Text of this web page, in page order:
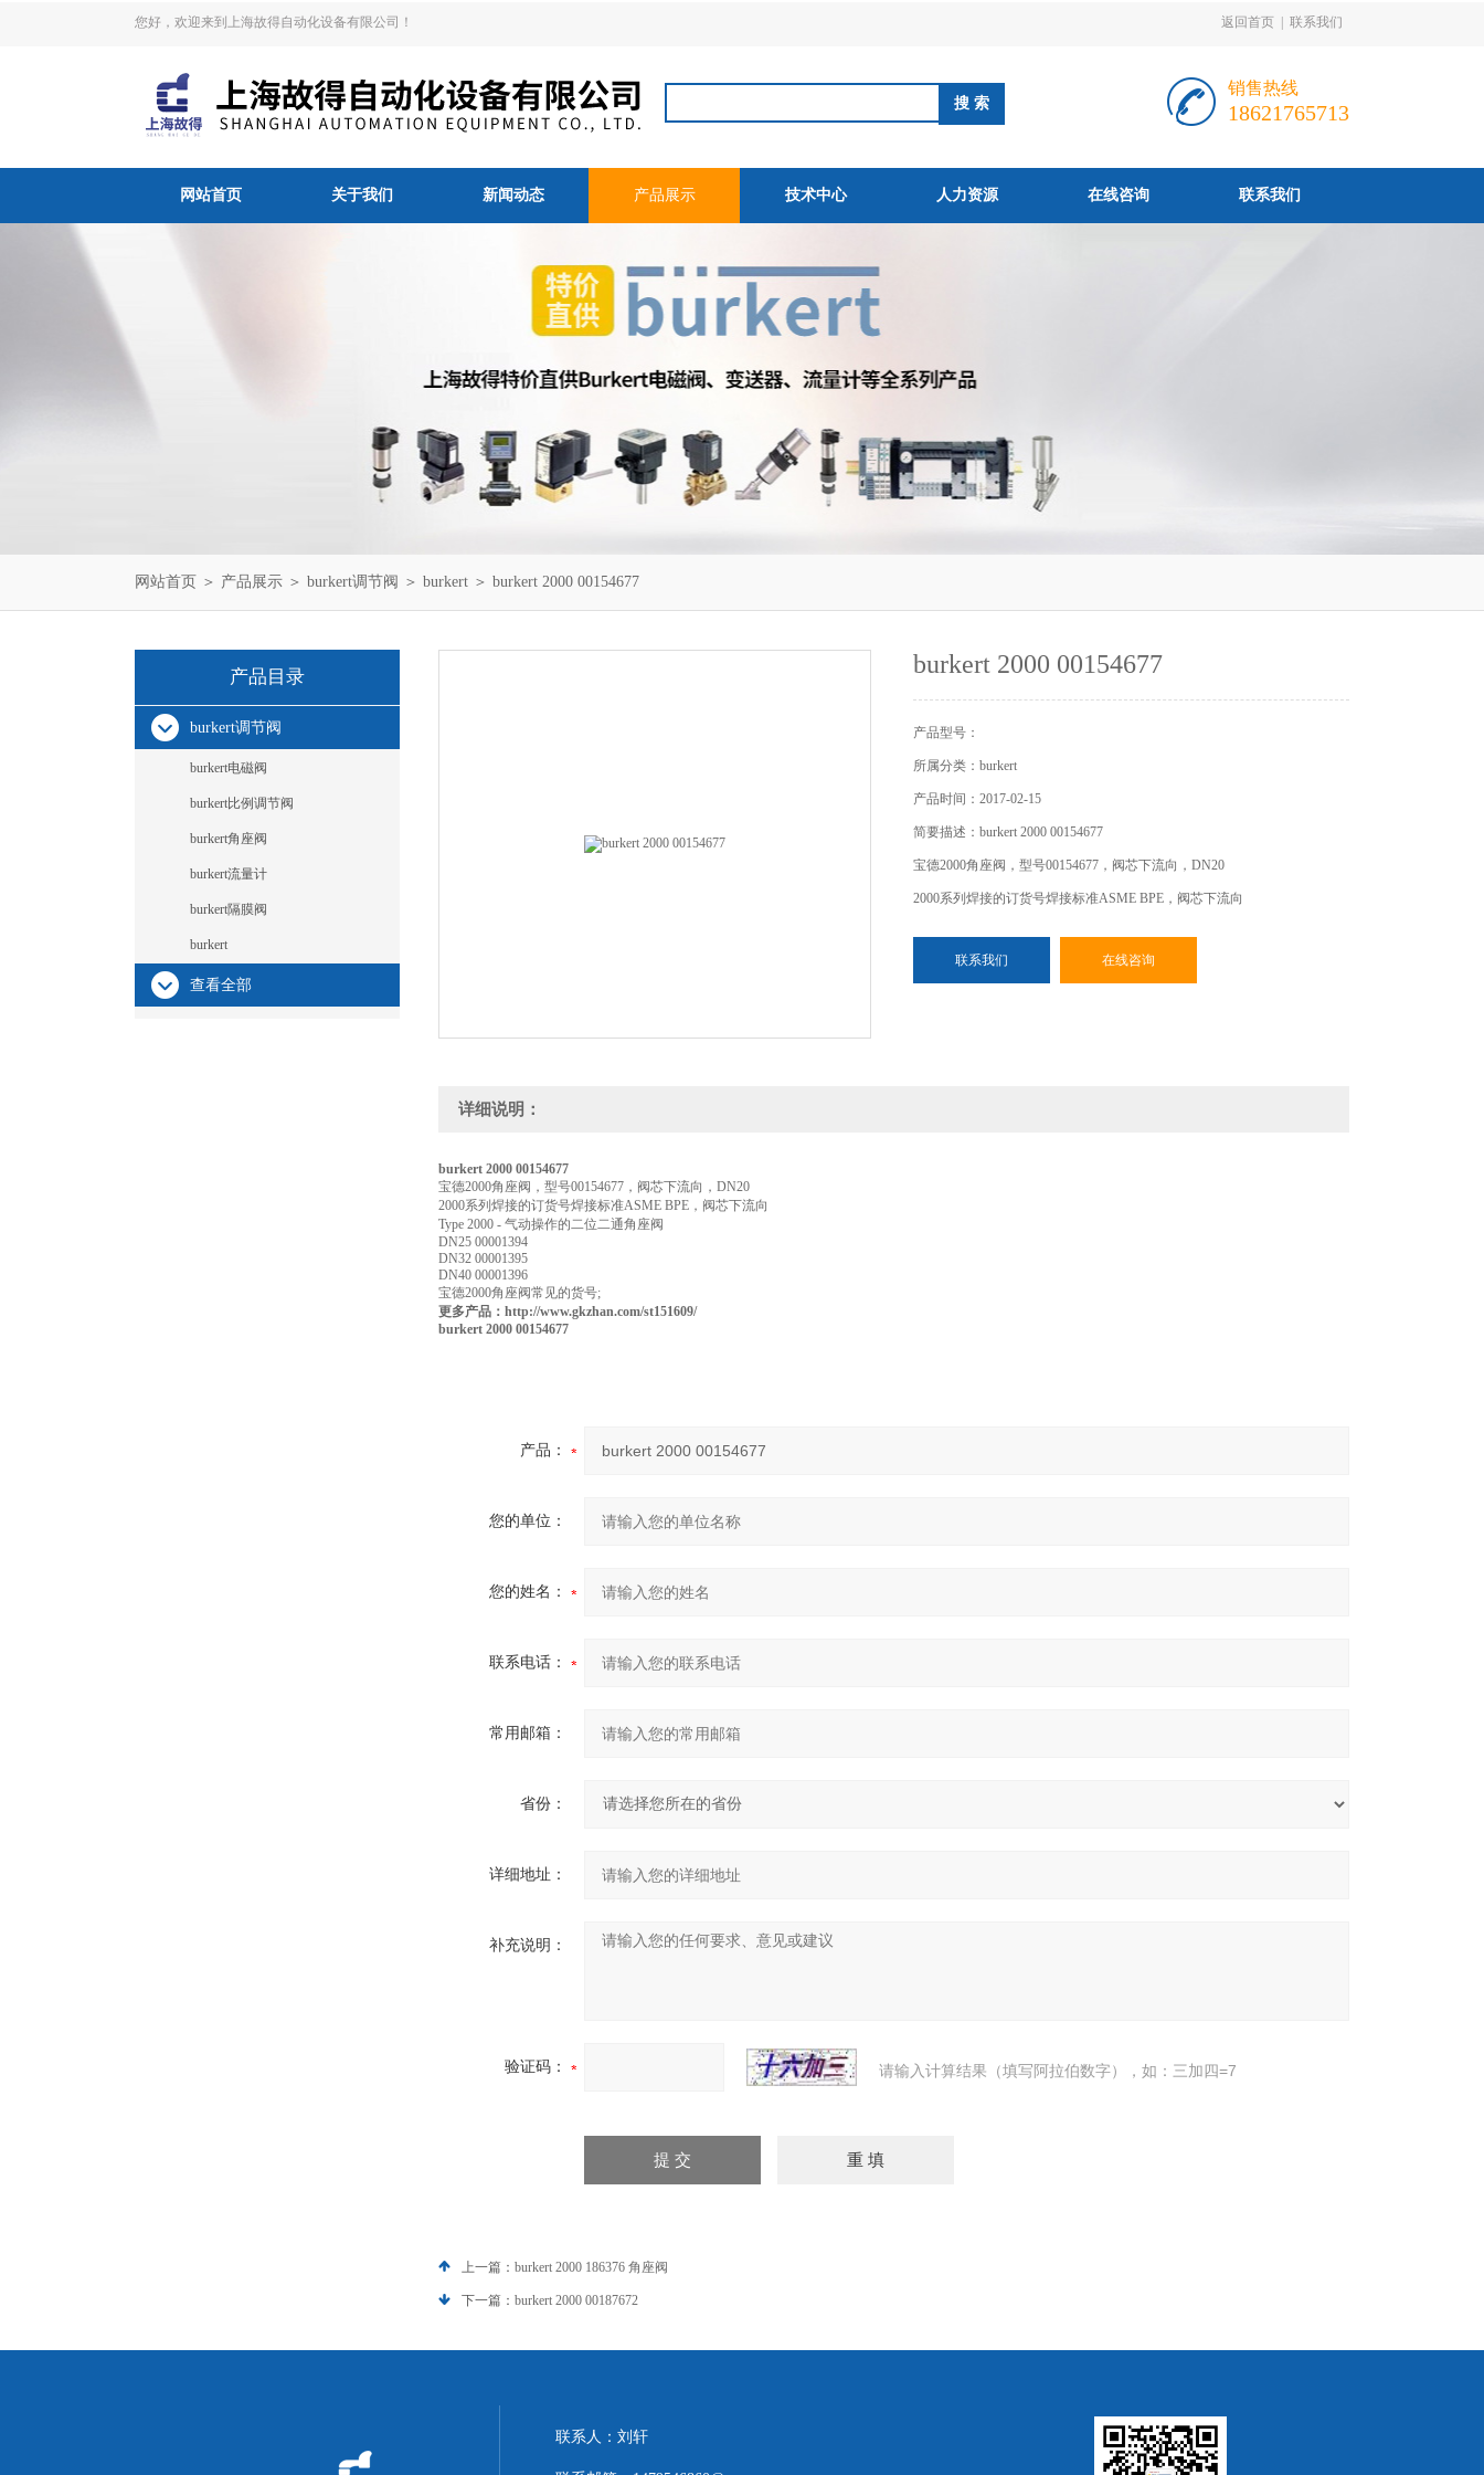
您好，欢迎来到上海故得自动化设备有限公司！ 返回首页 联系我们
销售热线
18621765713
网站首页 关于我们 新闻动态 产品展示 技术中心 人力资源 在线咨询 联系我们
网站首页 ＞ 产品展示 ＞ burkert调节阀 ＞ burkert ＞ burkert 2000 00154677
产品目录
burkert调节阀
burkert电磁阀
burkert比例调节阀
burkert角座阀
burkert流量计
burkert隔膜阀
burkert
查看全部
burkert 2000 00154677
产品型号：
所属分类：burkert
产品时间：2017-02-15
简要描述：burkert 2000 00154677
宝德2000角座阀，型号00154677，阀芯下流向，DN20
2000系列焊接的订货号焊接标准ASME BPE，阀芯下流向
联系我们 在线咨询
详细说明：
burkert 2000 00154677
宝德2000角座阀，型号00154677，阀芯下流向，DN20
2000系列焊接的订货号焊接标准ASME BPE，阀芯下流向
Type 2000 - 气动操作的二位二通角座阀
DN25 00001394
DN32 00001395
DN40 00001396
宝德2000角座阀常见的货号;
更多产品：http://www.gkzhan.com/st151609/
burkert 2000 00154677
产品：
您的单位：
您的姓名：
联系电话：
常用邮箱：
省份：
详细地址：
补充说明：
验证码： 请输入计算结果（填写阿拉伯数字），如：三加四=7
上一篇： burkert 2000 186376 角座阀
下一篇： burkert 2000 00187672
联系人：刘轩